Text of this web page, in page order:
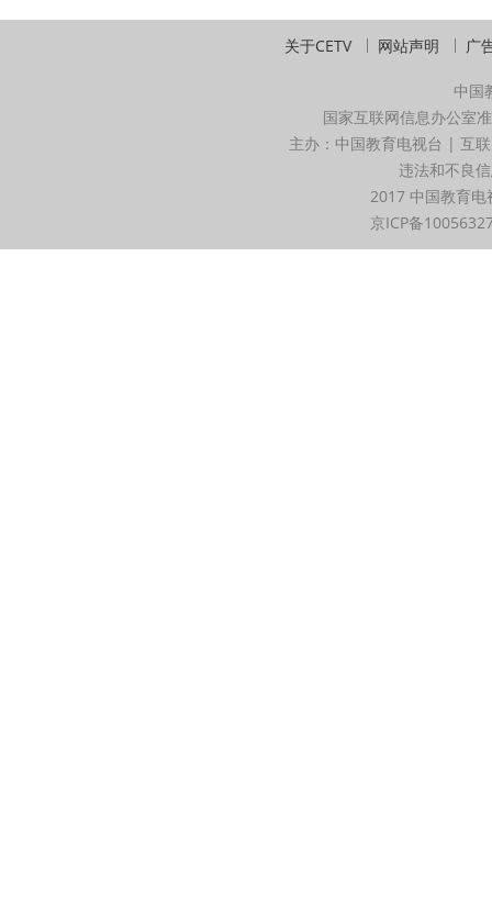
关于CETV 网站声明 广
中国
国家互联网信息办公室
主办：中国教育电视台 | 互
违法和不良
2017 中国教育
京ICP备